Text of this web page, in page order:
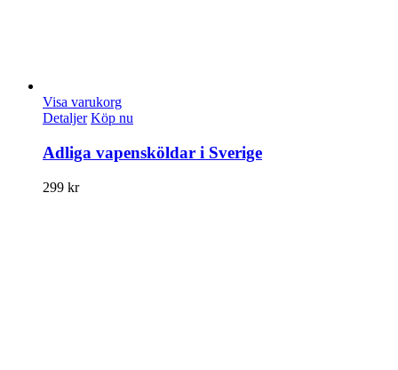
Visa varukorg
Detaljer Köp nu
Adliga vapensköldar i Sverige
299 kr